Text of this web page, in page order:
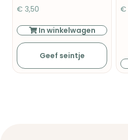
€ 3,50
In winkelwagen
Geef seintje
€